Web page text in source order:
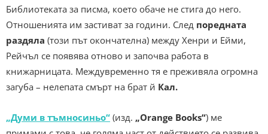
Библиотеката за писма, което обаче не стига до него.
Отношенията им застиват за години. След поредната
раздяла (този път окончателна) между Хенри и Ейми,
Рейчъл се появява отново и започва работа в
книжарницата. Междувременно тя е преживяла огромна
загуба – нелепата смърт на брат й Кал.
„Думи в тъмносиньо“ (изд. „Orange Books“) ме